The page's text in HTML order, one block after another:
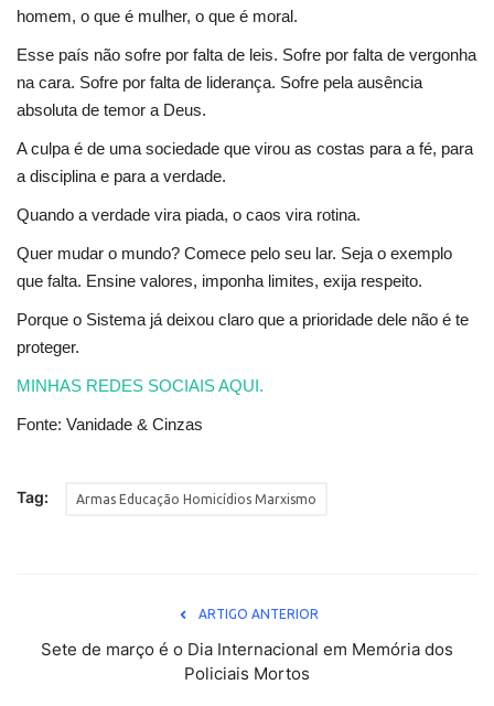
homem, o que é mulher, o que é moral.
Esse país não sofre por falta de leis. Sofre por falta de vergonha
na cara. Sofre por falta de liderança. Sofre pela ausência
absoluta de temor a Deus.
A culpa é de uma sociedade que virou as costas para a fé, para
a disciplina e para a verdade.
Quando a verdade vira piada, o caos vira rotina.
Quer mudar o mundo? Comece pelo seu lar. Seja o exemplo
que falta. Ensine valores, imponha limites, exija respeito.
Porque o Sistema já deixou claro que a prioridade dele não é te
proteger.
MINHAS REDES SOCIAIS AQUI.
Fonte: Vanidade & Cinzas
Tag: Armas Educação Homicídios Marxismo
ARTIGO ANTERIOR
Sete de março é o Dia Internacional em Memória dos
Policiais Mortos